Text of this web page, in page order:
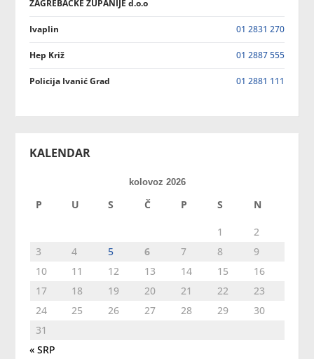
ZAGREBAČKE ŽUPANIJE d.o.o
Ivaplin 01 2831 270
Hep Križ 01 2887 555
Policija Ivanić Grad 01 2881 111
KALENDAR
kolovoz 2026
P U S Č P S N
1
2
3
4 5 6 7 8
9
10
11 12 13 14 15
16
17
18 19 20 21 22
23
24
25 26 27 28 29
30
31
« SRP